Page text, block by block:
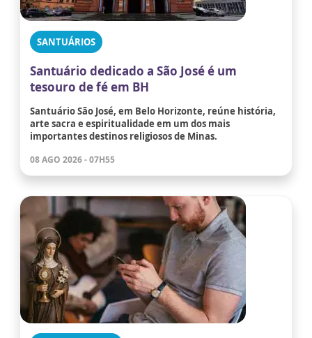
SANTUÁRIOS
Santuário dedicado a São José é um
tesouro de fé em BH
Santuário São José, em Belo Horizonte, reúne história,
arte sacra e espiritualidade em um dos mais
importantes destinos religiosos de Minas.
08 AGO 2026 - 07H55